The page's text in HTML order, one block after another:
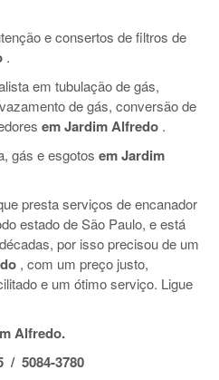
e consertos de filtros de
.
em tubulação de gás,
de gás, conversão de
em Jardim Alfredo .
gás e esgotos em Jardim
presta serviços de encanador
estado de São Paulo, e está
por isso precisou de um
, com um preço justo,
e um ótimo serviço. Ligue
Alfredo.
/ 5084-3780